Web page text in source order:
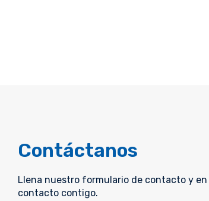
Contáctanos
Llena nuestro formulario de contacto y en
contacto contigo.